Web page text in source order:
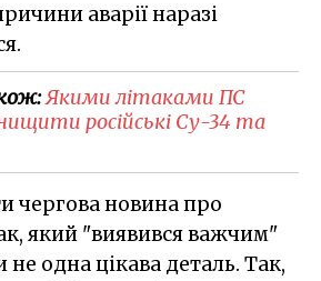
аварії наразі
Якими літаками ПС
російські Су-34 та
чергова новина про
який "виявився важчим"
не одна цікава деталь. Так,